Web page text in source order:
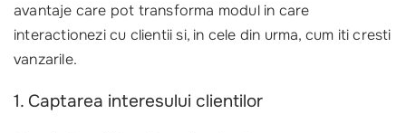
avantaje care pot transforma modul in care
interactionezi cu clientii si, in cele din urma, cum iti cresti
vanzarile.
1. Captarea interesului clientilor